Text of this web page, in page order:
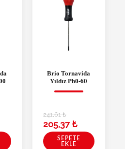
Brio Tornavida
Yıldız Ph0-60
241,61₺
205,37₺
SEPETE
EKLE